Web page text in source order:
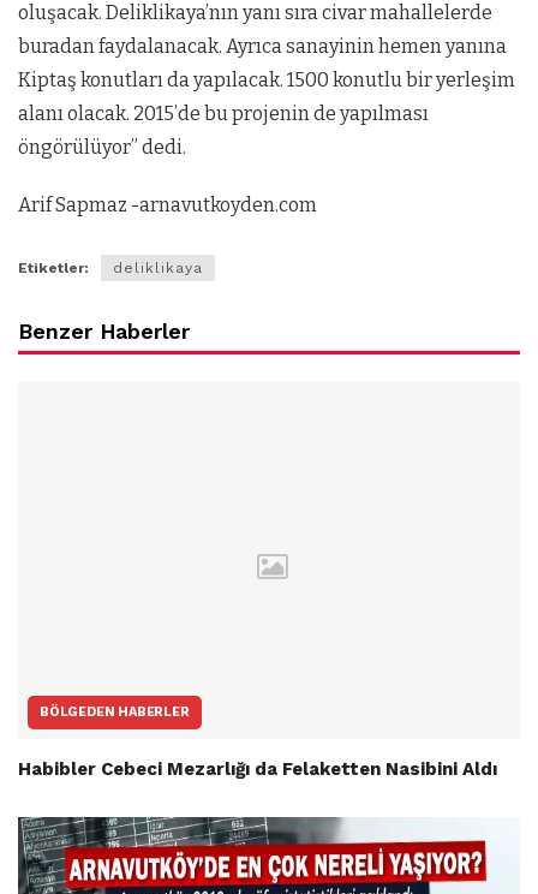
oluşacak. Deliklikaya’nın yanı sıra civar mahallelerde
buradan faydalanacak. Ayrıca sanayinin hemen yanına
Kiptaş konutları da yapılacak. 1500 konutlu bir yerleşim
alanı olacak. 2015’de bu projenin de yapılması
öngörülüyor” dedi.
Arif Sapmaz -arnavutkoyden.com
Etiketler: deliklikaya
Benzer Haberler
BÖLGEDEN HABERLER
Habibler Cebeci Mezarlığı da Felaketten Nasibini Aldı